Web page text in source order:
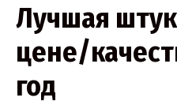
Лучшая
цене/
год